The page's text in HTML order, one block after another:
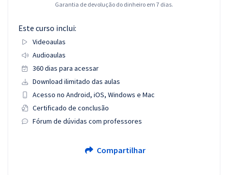
Garantia de devolução do dinheiro em 7 dias.
Este curso inclui:
Videoaulas
Audioaulas
360 dias para acessar
Download ilimitado das aulas
Acesso no Android, iOS, Windows e Mac
Certificado de conclusão
Fórum de dúvidas com professores
Compartilhar